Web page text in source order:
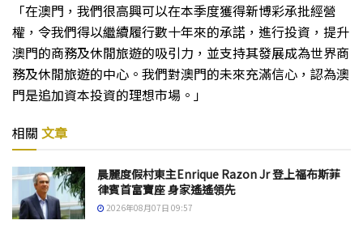
「在澳門，我們很高興可以在本季度獲得新博彩承批經營
權，令我們得以繼續履行數十年來的承諾，進行投資，提升
澳門的商務及休閒旅遊的吸引力，並支持其發展成為世界商
務及休閒旅遊的中心。我們對澳門的未來充滿信心，認為澳
門是追加資本投資的理想市場。」
相關 文章
晨麗度假村東主Enrique Razon Jr 登上福布斯菲
律賓首富寶座 身家遙遙領先
2026年08月07日 09:57